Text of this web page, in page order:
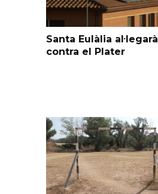
Santa Eulàlia al·legarà
contra el Plater